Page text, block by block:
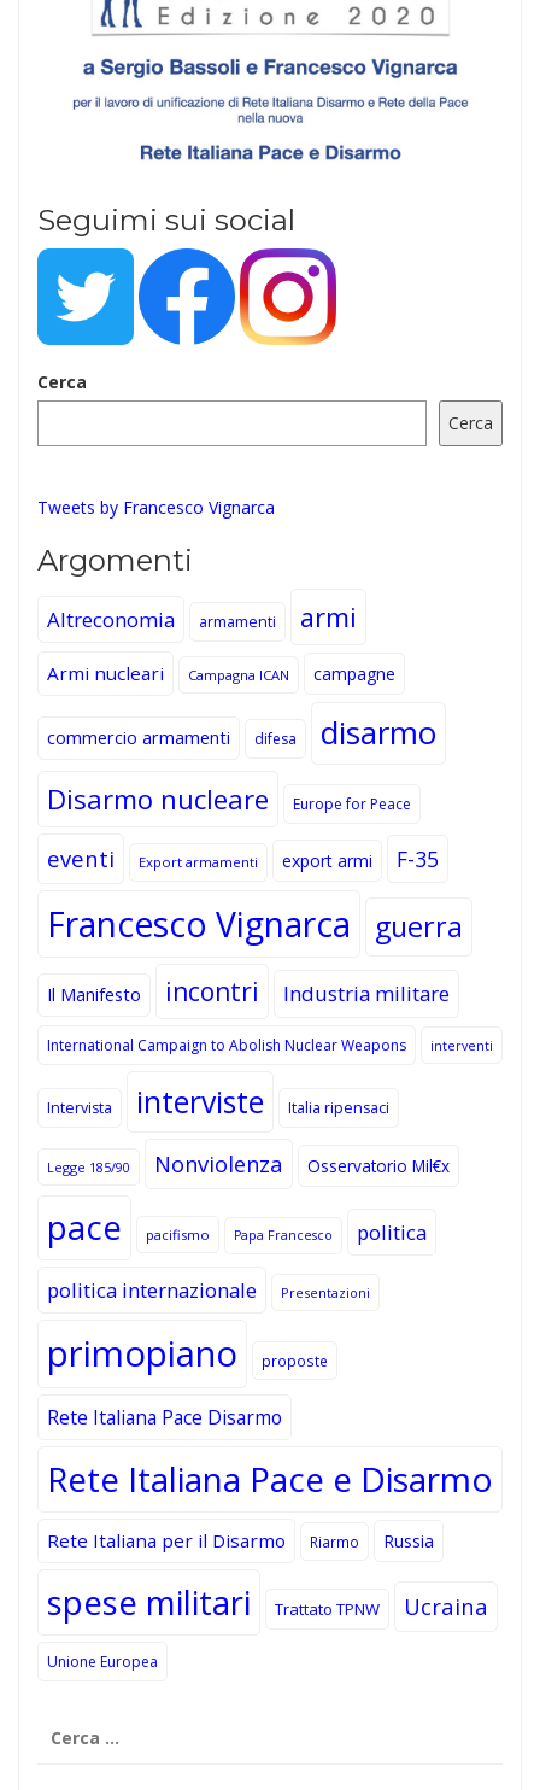
Seguimi sui social
Cerca
Cerca
Tweets by Francesco Vignarca
Argomenti
Altreconomia armamenti armi
Armi nucleari Campagna ICAN campagne
commercio armamenti difesa disarmo
Disarmo nucleare Europe for Peace
eventi Export armamenti export armi F-35
Francesco Vignarca guerra
Il Manifesto incontri Industria militare
International Campaign to Abolish Nuclear Weapons interventi
Intervista interviste Italia ripensaci
Legge 185/90 Nonviolenza Osservatorio Mil€x
pace pacifismo Papa Francesco politica
politica internazionale Presentazioni
primopiano proposte
Rete Italiana Pace Disarmo
Rete Italiana Pace e Disarmo
Rete Italiana per il Disarmo Riarmo Russia
spese militari Trattato TPNW Ucraina
Unione Europea
per: